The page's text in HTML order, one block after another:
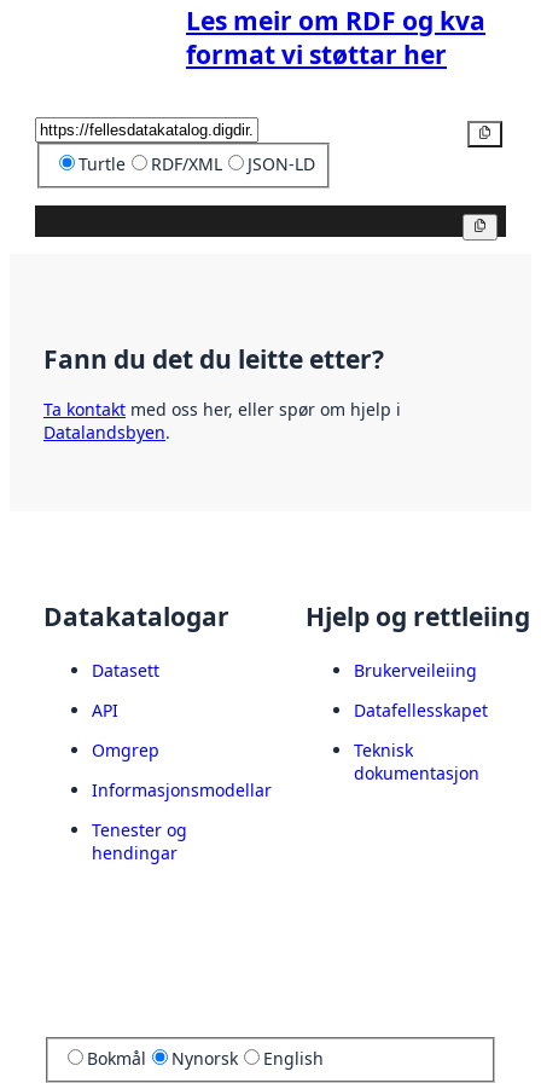
Les meir om RDF og kva
format vi støttar her
Turtle RDF/XML JSON-LD
Fann du det du leitte etter?
Ta kontakt med oss her, eller spør om hjelp i
Datalandsbyen.
Datakatalogar
Datasett
API
Omgrep
Informasjonsmodellar
Tenester og
hendingar
Hjelp og rettleiing
Brukerveileiing
Datafellesskapet
Teknisk
dokumentasjon
Bokmål Nynorsk English